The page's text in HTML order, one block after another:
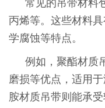
常见的吊带材料
丙烯等。这些材料
学腐蚀等特点。
例如，聚酯材质
磨损等优点，适用
胺材质吊带则能承